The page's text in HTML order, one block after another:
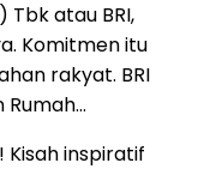
Tbk atau BRI,
Komitmen itu
rakyat. BRI